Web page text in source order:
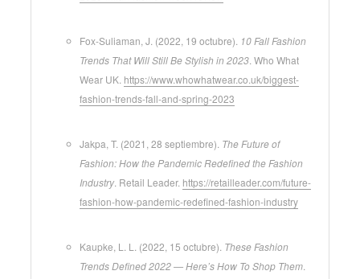
Fox-Suliaman, J. (2022, 19 octubre). 10 Fall Fashion
Trends That Will Still Be Stylish in 2023 . Who What
Wear UK. https://www.whowhatwear.co.uk/biggest-
fashion-trends-fall-and-spring-2023
Jakpa, T. (2021, 28 septiembre). The Future of
Fashion: How the Pandemic Redefined the Fashion
Industry . Retail Leader. https://retailleader.com/future-
fashion-how-pandemic-redefined-fashion-industry
Kaupke, L. L. (2022, 15 octubre). These Fashion
Trends Defined 2022 — Here’s How To Shop Them